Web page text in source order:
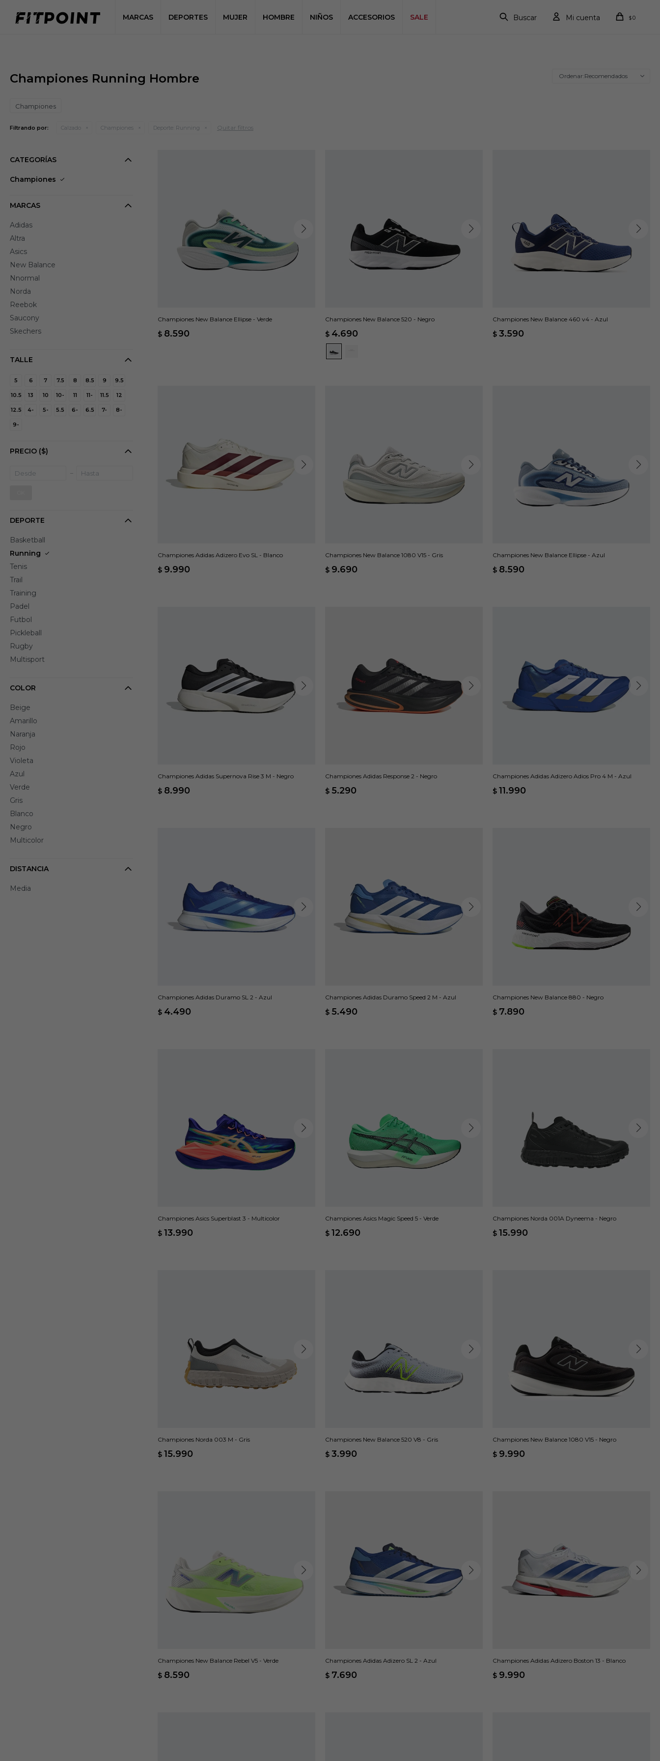
MARCAS DEPORTES MUJER HOMBRE NIÑOS ACCESORIOS SALE $0
Championes Running Hombre Recomendados
Championes
Filtrando por: Calzado Championes Deporte: Running Quitar filtros
Championes New Balance Ellipse - Verde
$ 8.590
Championes New Balance 520 - Negro
$ 4.690
Championes New Balance 460 v4 - Azul
$ 3.590
Championes Adidas Adizero Evo SL - Blanco
$ 9.990
Championes New Balance 1080 V15 - Gris
$ 9.690
Championes New Balance Ellipse - Azul
$ 8.590
Championes Adidas Supernova Rise 3 M - Negro
$ 8.990
Championes Adidas Response 2 - Negro
$ 5.290
Championes Adidas Adizero Adios Pro 4 M - Azul
$ 11.990
Championes Adidas Duramo SL 2 - Azul
$ 4.490
Championes Adidas Duramo Speed 2 M - Azul
$ 5.490
Championes New Balance 880 - Negro
$ 7.890
Championes Asics Superblast 3 - Multicolor
$ 13.990
Championes Asics Magic Speed 5 - Verde
$ 12.690
Championes Norda 001A Dyneema - Negro
$ 15.990
Championes Norda 003 M - Gris
$ 15.990
Championes New Balance 520 V8 - Gris
$ 3.990
Championes New Balance 1080 V15 - Negro
$ 9.990
Championes New Balance Rebel V5 - Verde
$ 8.590
Championes Adidas Adizero SL 2 - Azul
$ 7.690
Championes Adidas Adizero Boston 13 - Blanco
$ 9.990
CATEGORÍAS
Championes
MARCAS
Adidas
Altra
Asics
New Balance
Nnormal
Norda
Reebok
Saucony
Skechers
TALLE
5 6 7 7.5 8 8.5 9 9.5
10.5 13 10 10- 11 11- 11.5 12
12.5 4- 5- 5.5 6- 6.5 7- 8-
9-
PRECIO ($)
DEPORTE
Basketball
Running
Tenis
Trail
Training
Padel
Futbol
Pickleball
Rugby
Multisport
COLOR
Beige
Amarillo
Naranja
Rojo
Violeta
Azul
Verde
Gris
Blanco
Negro
Multicolor
DISTANCIA
Media